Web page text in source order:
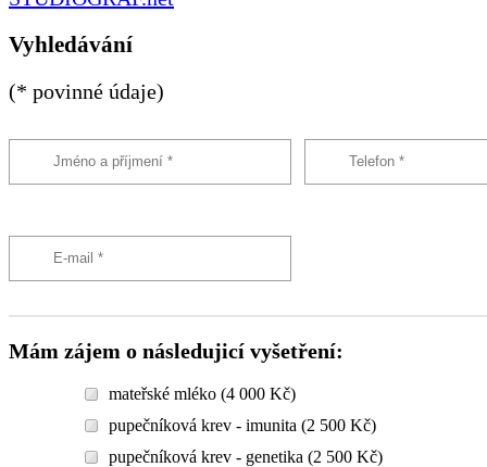
Vyhledávání
(* povinné údaje)
Mám zájem o následujicí vyšetření:
mateřské mléko (4 000 Kč)
pupečníková krev - imunita (2 500 Kč)
pupečníková krev - genetika (2 500 Kč)